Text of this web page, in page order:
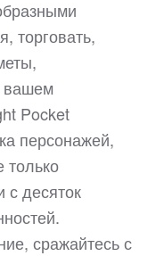
торговать,
вашем
Pocket
персонажей,
только
с десяток
сражайтесь с